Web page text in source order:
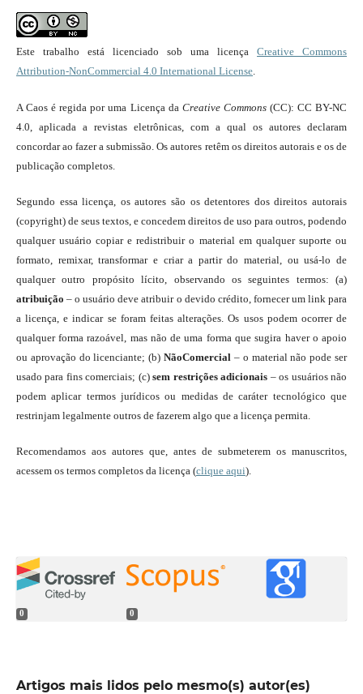
Este trabalho está licenciado sob uma licençaCreative Commons
Attribution-NonCommercial 4.0 International License.
A Caos é regida por uma Licença da Creative Commons(CC): CC BY-NC
4.0, aplicada a revistas eletrônicas, com a qual os autores declaram
concordar ao fazer a submissão. Os autores retêm os direitos autorais e os de
publicação completos.
Segundo essa licença, os autores são os detentores dos direitos autorais
(copyright) de seus textos, e concedem direitos de uso para outros, podendo
qualquer usuário copiar e redistribuir o material em qualquer suporte ou
formato, remixar, transformar e criar a partir do material, ou usá-lo de
qualquer outro propósito lícito, observando os seguintes termos: (a)
atribuição – o usuário deve atribuir o devido crédito, fornecer um link para
a licença, e indicar se foram feitas alterações. Os usos podem ocorrer de
qualquer forma razoável, mas não de uma forma que sugira haver o apoio
ou aprovação do licenciante; (b)NãoComercial – o material não pode ser
usado para fins comerciais; (c)sem restrições adicionais – os usuários não
podem aplicar termos jurídicos ou medidas de caráter tecnológico que
restrinjam legalmente outros de fazerem algo que a licença permita.
Recomendamos aos autores que, antes de submeterem os manuscritos,
acessem os termos completos da licença (clique aqui).
0 0
Artigos mais lidos pelo mesmo(s) autor(es)